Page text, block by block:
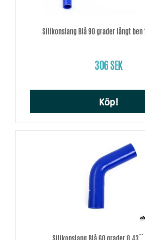
Silikonslang Blå 90 grader långt ben
306 SEK
Köp!